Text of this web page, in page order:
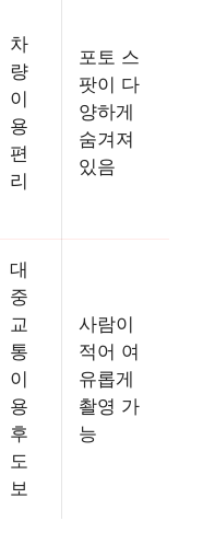
차
량
이
용
편
리
포토 스
팟이 다
양하게
숨겨져
있음
대
중
교
통
이
용
후
도
보
사람이
적어 여
유롭게
촬영 가
능